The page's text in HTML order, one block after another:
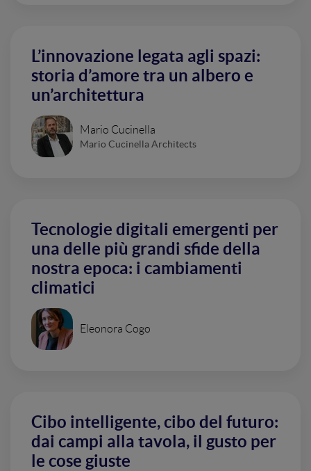
L’innovazione legata agli spazi:
storia d’amore tra un albero e
un’architettura
Mario Cucinella
Mario Cucinella Architects
Tecnologie digitali emergenti per
una delle più grandi sfide della
nostra epoca: i cambiamenti
climatici
Eleonora Cogo
Cibo intelligente, cibo del futuro:
dai campi alla tavola, il gusto per
le cose giuste